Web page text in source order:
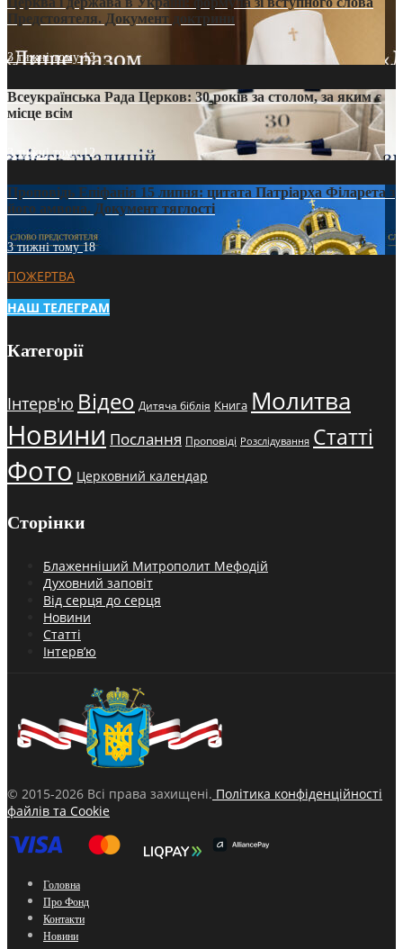
Предстоятеля. Документ доктрини
3 тижні тому13
Всеукраїнська Рада Церков: 30 років за столом, за яким є
місце всім
3 тижні тому12
Проповідь Епіфанія 15 липня: цитата Патріарха Філарета з
його амвона. Документ тяглості
3 тижні тому18
ПОЖЕРТВА
НАШ ТЕЛЕГРАМ
Категорії
Інтерв'ю Відео Дитяча біблія Книга Молитва
Новини Послання Проповіді Розслідування Статті
Фото Церковний календар
Сторінки
Блаженніший Митрополит Мефодій
Духовний заповіт
Від серця до серця
Новини
Статті
Інтерв’ю
© 2015-2026 Всі права захищені. Політика конфіденційності
файлів та Cookie
Головна
Про Фонд
Контакти
Новини